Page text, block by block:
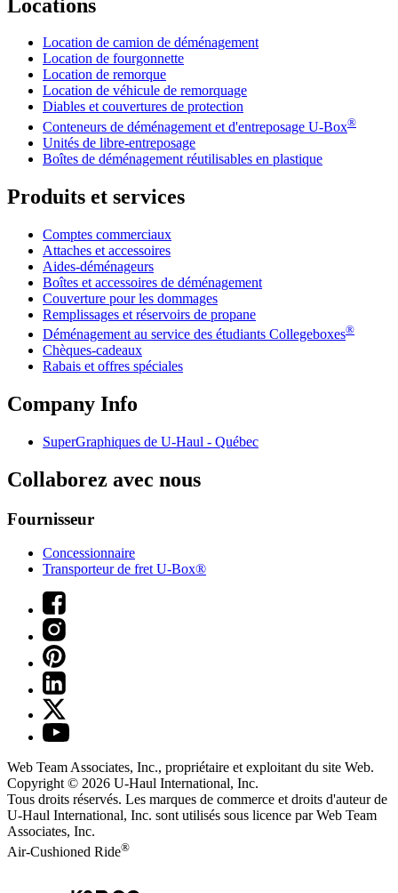
Locations
Location de camion de déménagement
Location de fourgonnette
Location de remorque
Location de véhicule de remorquage
Diables et couvertures de protection
Conteneurs de déménagement et d'entreposage U-Box®
Unités de libre-entreposage
Boîtes de déménagement réutilisables en plastique
Produits et services
Comptes commerciaux
Attaches et accessoires
Aides-déménageurs
Boîtes et accessoires de déménagement
Couverture pour les dommages
Remplissages et réservoirs de propane
Déménagement au service des étudiants Collegeboxes®
Chèques-cadeaux
Rabais et offres spéciales
Company Info
SuperGraphiques de U-Haul - Québec
Collaborez avec nous
Fournisseur
Concessionnaire
Transporteur de fret U-Box®
Web Team Associates, Inc., propriétaire et exploitant du site Web.
Copyright © 2026 U-Haul International, Inc.
Tous droits réservés. Les marques de commerce et droits d'auteur de
U-Haul International, Inc. sont utilisés sous licence par Web Team
Associates, Inc.
Air-Cushioned Ride®